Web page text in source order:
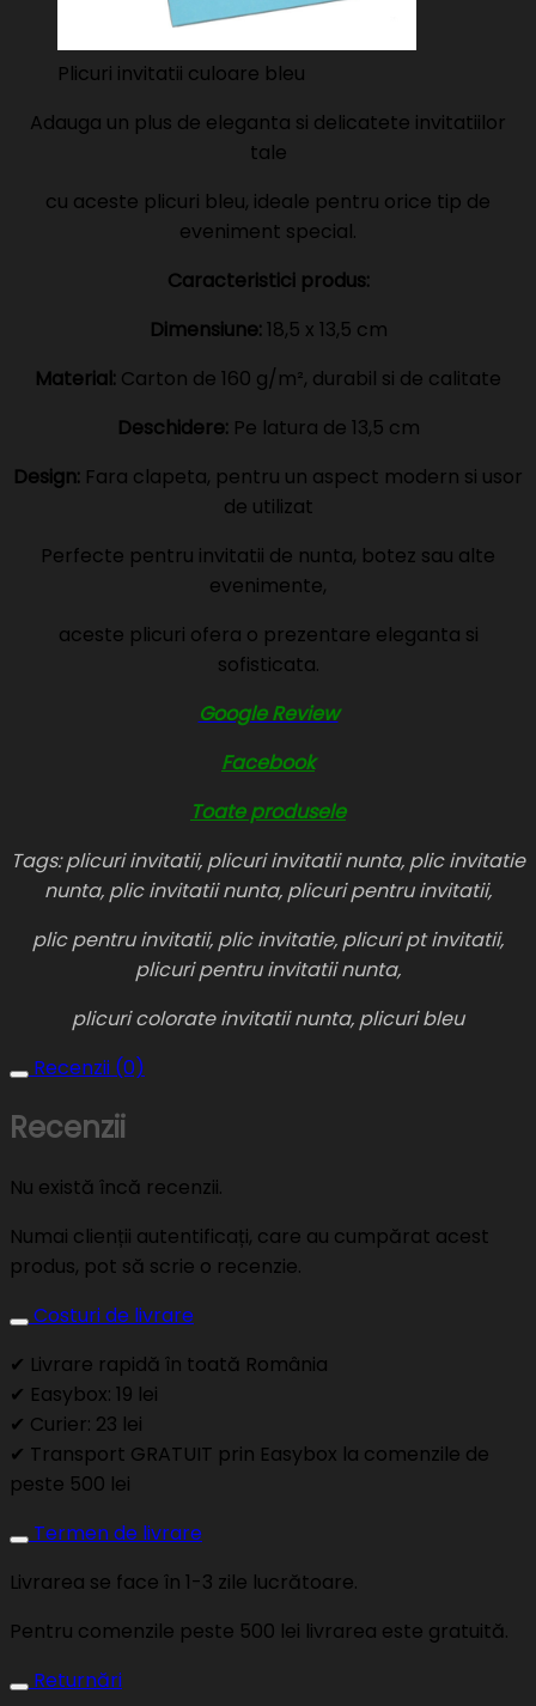
Plicuri invitatii culoare bleu
Adauga un plus de eleganta si delicatete invitatiilor
tale
cu aceste plicuri bleu, ideale pentru orice tip de
eveniment special.
Caracteristici produs:
Dimensiune:18,5 x 13,5 cm
Material: Carton de 160 g/m², durabil si de calitate
Deschidere:Pe latura de 13,5 cm
Design: Fara clapeta, pentru un aspect modern si usor
de utilizat
Perfecte pentru invitatii de nunta, botez sau alte
evenimente,
aceste plicuri ofera o prezentare eleganta si
sofisticata.
Google Review
Facebook
Toate produsele
Tags: plicuri invitatii, plicuri invitatii nunta, plic invitatie
nunta, plic invitatii nunta, plicuri pentru invitatii,
plic pentru invitatii, plic invitatie, plicuri pt invitatii,
plicuri pentru invitatii nunta,
plicuri colorate invitatii nunta, plicuri bleu
Recenzii (0)
Recenzii
Nu există încă recenzii.
Numai clienții autentificați, care au cumpărat acest
produs, pot să scrie o recenzie.
Costuri de livrare
✔ Livrare rapidă în toată România
✔ Easybox: 19 lei
✔ Curier: 23 lei
✔ Transport GRATUIT prin Easybox la comenzile de
peste 500 lei
Termen de livrare
Livrarea se face în 1-3 zile lucrătoare.
Pentru comenzile peste 500 lei livrarea este gratuită.
Returnări